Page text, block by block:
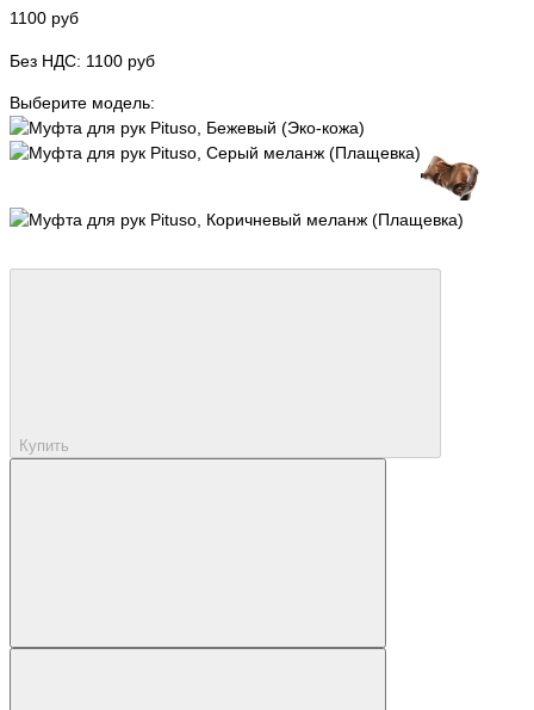
1100 руб
Без НДС: 1100 руб
Выберите модель:
Купить